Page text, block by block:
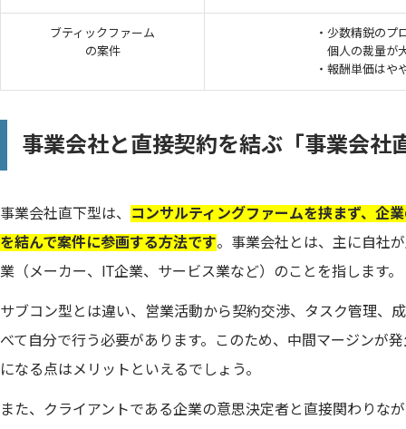
ブティックファーム
の案件
・少数精鋭のプ
個人の裁量が
・報酬単価はや
事業会社と直接契約を結ぶ「事業会社
事業会社直下型は、
コンサルティングファームを挟まず、企
を結んで案件に参画する方法です。事業会社とは、主に自社
業（メーカー、IT企業、サービス業など）のことを指します。
サブコン型とは違い、営業活動から契約交渉、タスク管理、
べて自分で行う必要があります。このため、中間マージンが
になる点はメリットといえるでしょう。
また、クライアントである企業の意思決定者と直接関わりな